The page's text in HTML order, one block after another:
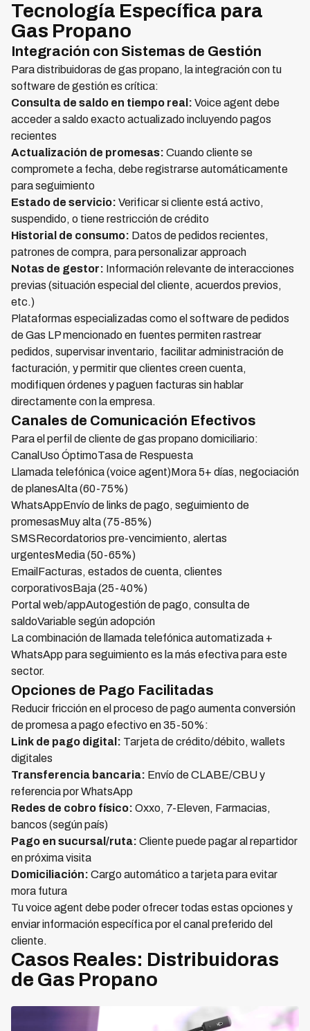
Tecnología Específica para
Gas Propano
Integración con Sistemas de Gestión
Para distribuidoras de gas propano, la integración con tu
software de gestión es crítica:
Consulta de saldo en tiempo real: Voice agent debe
acceder a saldo exacto actualizado incluyendo pagos
recientes
Actualización de promesas: Cuando cliente se
compromete a fecha, debe registrarse automáticamente
para seguimiento
Estado de servicio: Verificar si cliente está activo,
suspendido, o tiene restricción de crédito
Historial de consumo: Datos de pedidos recientes,
patrones de compra, para personalizar approach
Notas de gestor: Información relevante de interacciones
previas (situación especial del cliente, acuerdos previos,
etc.)
Plataformas especializadas como el software de pedidos
de Gas LP mencionado en fuentes permiten rastrear
pedidos, supervisar inventario, facilitar administración de
facturación, y permitir que clientes creen cuenta,
modifiquen órdenes y paguen facturas sin hablar
directamente con la empresa.
Canales de Comunicación Efectivos
Para el perfil de cliente de gas propano domiciliario:
CanalUso ÓptimoTasa de Respuesta
Llamada telefónica (voice agent)Mora 5+ días, negociación
de planesAlta (60-75%)
WhatsAppEnvío de links de pago, seguimiento de
promesasMuy alta (75-85%)
SMSRecordatorios pre-vencimiento, alertas
urgentesMedia (50-65%)
EmailFacturas, estados de cuenta, clientes
corporativosBaja (25-40%)
Portal web/appAutogestión de pago, consulta de
saldoVariable según adopción
La combinación de llamada telefónica automatizada +
WhatsApp para seguimiento es la más efectiva para este
sector.
Opciones de Pago Facilitadas
Reducir fricción en el proceso de pago aumenta conversión
de promesa a pago efectivo en 35-50%:
Link de pago digital: Tarjeta de crédito/débito, wallets
digitales
Transferencia bancaria: Envío de CLABE/CBU y
referencia por WhatsApp
Redes de cobro físico: Oxxo, 7-Eleven, Farmacias,
bancos (según país)
Pago en sucursal/ruta: Cliente puede pagar al repartidor
en próxima visita
Domiciliación: Cargo automático a tarjeta para evitar
mora futura
Tu voice agent debe poder ofrecer todas estas opciones y
enviar información específica por el canal preferido del
cliente.
Casos Reales: Distribuidoras
de Gas Propano